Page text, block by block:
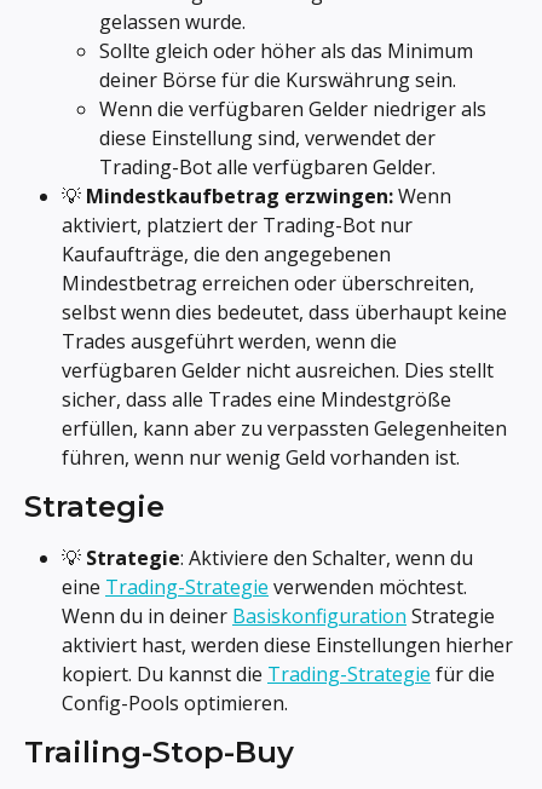
gelassen wurde.
Sollte gleich oder höher als das Minimum
deiner Börse für die Kurswährung sein.
Wenn die verfügbaren Gelder niedriger als
diese Einstellung sind, verwendet der
Trading-Bot alle verfügbaren Gelder.
💡 Mindestkaufbetrag erzwingen: Wenn
aktiviert, platziert der Trading-Bot nur
Kaufaufträge, die den angegebenen
Mindestbetrag erreichen oder überschreiten,
selbst wenn dies bedeutet, dass überhaupt keine
Trades ausgeführt werden, wenn die
verfügbaren Gelder nicht ausreichen. Dies stellt
sicher, dass alle Trades eine Mindestgröße
erfüllen, kann aber zu verpassten Gelegenheiten
führen, wenn nur wenig Geld vorhanden ist.
Strategie
💡 Strategie: Aktiviere den Schalter, wenn du
eine Trading-Strategie verwenden möchtest.
Wenn du in deiner Basiskonfiguration Strategie
aktiviert hast, werden diese Einstellungen hierher
kopiert. Du kannst die Trading-Strategie für die
Config-Pools optimieren.
Trailing-Stop-Buy